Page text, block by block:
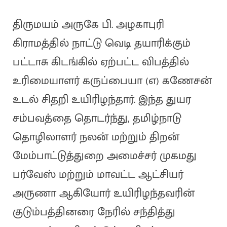
திருமயம் அருகே பி. அழகாபுரி
கிராமத்தில் நாட்டு வெடி தயாரிக்கும்
பட்டாசு கிடங்கில் ஏற்பட்ட விபத்தில்
உரிமையாளர் கருப்பையா (எ) கணேசன்
உடல் சிதறி உயிரிழந்தார். இந்த துயர
சம்பவத்தை தொடர்ந்து, தமிழ்நாடு
தொழிலாளர் நலன் மற்றும் திறன்
மேம்பாட்டுத்துறை அமைச்சர் முகமது
பர்வேஸ் மற்றும் மாவட்ட ஆட்சியர்
அருணா ஆகியோர் உயிரிழந்தவரின்
குடும்பத்தினரை நேரில் சந்தித்து